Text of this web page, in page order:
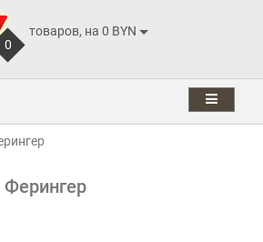
0
товаров, на 0 BYN
Ферингер